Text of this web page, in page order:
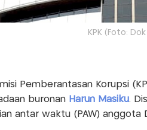
KPK (Foto:
Pemberantasan Korupsi
buronan Harun Masiku.
antar waktu (PAW) anggota